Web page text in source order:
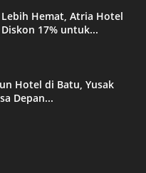
Hemat, Atria Hotel
17% untuk...
Hotel di Batu, Yusak
Depan...